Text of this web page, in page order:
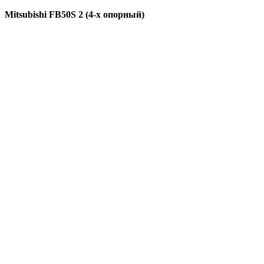
Mitsubishi FB50S 2 (4-х опорный)